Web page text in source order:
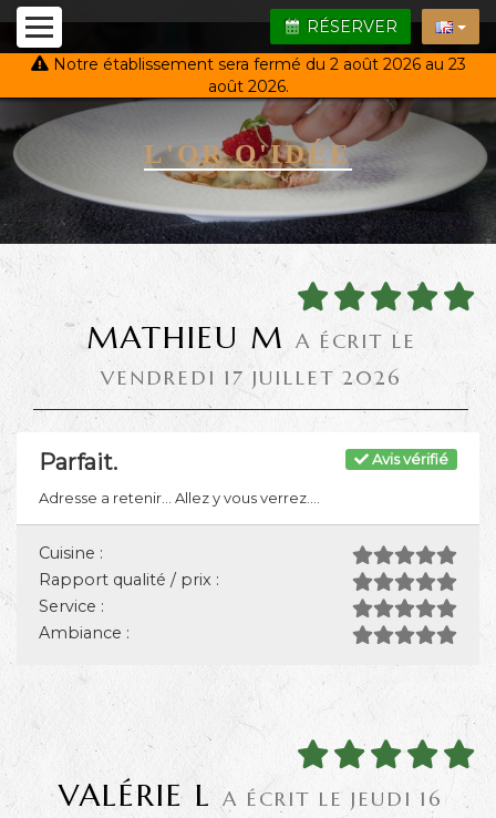
RÉSERVER
Notre établissement sera fermé du 2 août 2026 au 23
août 2026.
L'OR Q'IDÉE
MATHIEU M A ÉCRIT LE
VENDREDI 17 JUILLET 2026
Avis vérifié
Parfait.
Adresse a retenir... Allez y vous verrez....
Cuisine :
Rapport qualité / prix :
Service :
Ambiance :
VALÉRIE L A ÉCRIT LE JEUDI 16